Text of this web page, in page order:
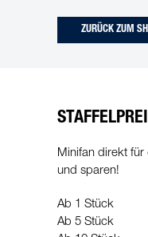
ZURÜCK ZUM
Minifan direkt für
und sparen!
Ab 1 Stück
Ab 5 Stück